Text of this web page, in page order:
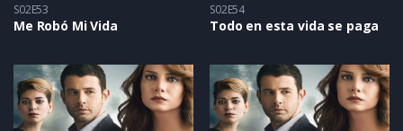
S02E53
Me Robó Mi Vida
S02E54
Todo en esta vida se paga